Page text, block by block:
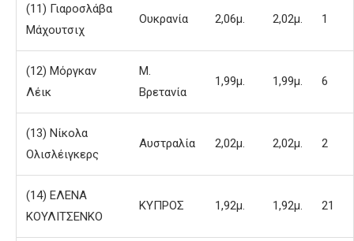
(11) Γιαροσλάβα
Μάχουτσιχ
Ουκρανία 2,06μ. 2,02μ. 1
(12) Μόργκαν
Λέικ
Μ.
Βρετανία
1,99μ. 1,99μ. 6
(13) Νίκολα
Ολισλέιγκερς
Αυστραλία 2,02μ. 2,02μ. 2
(14) ΕΛΕΝΑ
ΚΟΥΛΙΤΣΕΝΚΟ
ΚΥΠΡΟΣ 1,92μ. 1,92μ. 21